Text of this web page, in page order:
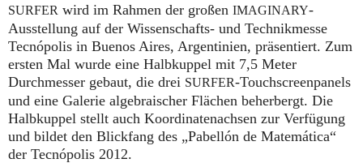
Español
Türkçe
Filme
Texte
Ausstellungen
Mehr...
Neues Benutzerkonto erstellen
Neues Passwort anfordern
SURFER wird im Rahmen der großen IMAGINARY-
Ausstellung auf der Wissenschafts- und Technikmesse
Tecnópolis in Buenos Aires, Argentinien, präsentiert. Zum
ersten Mal wurde eine Halbkuppel mit 7,5 Meter
Durchmesser gebaut, die drei SURFER-Touchscreenpanels
und eine Galerie algebraischer Flächen beherbergt. Die
Halbkuppel stellt auch Koordinatenachsen zur Verfügung
und bildet den Blickfang des „Pabellón de Matemática“
der Tecnópolis 2012.